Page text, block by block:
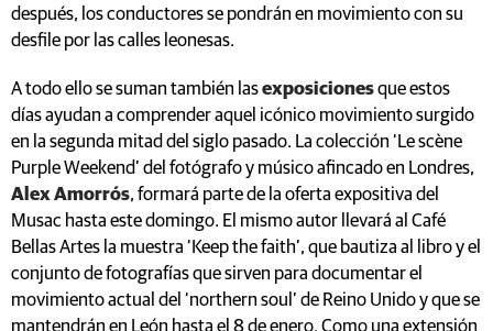
después, los conductores se pondrán en movimiento con su
desfile por las calles leonesas.
A todo ello se suman también lasexposicionesque estos
días ayudan a comprender aquel icónico movimiento surgido
en la segunda mitad del siglo pasado. La colección ‘Le scène
Purple Weekend’ del fotógrafo y músico afincado en Londres,
Alex Amorrós, formará parte de la oferta expositiva del
Musac hasta este domingo. El mismo autor llevará al Café
Bellas Artes la muestra ‘Keep the faith’, que bautiza al libro y el
conjunto de fotografías que sirven para documentar el
movimiento actual del ‘northern soul’ de Reino Unido y que se